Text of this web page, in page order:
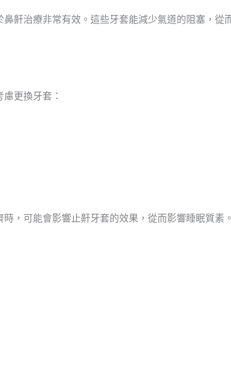
鼾治療非常有效。這些牙套能減少氣道的阻塞，
更換牙套：
，可能會影響止鼾牙套的效果，從而影響睡眠質